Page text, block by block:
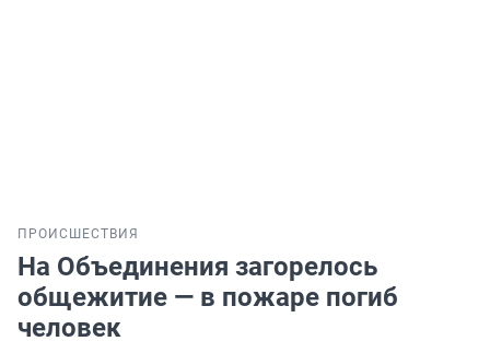
ПРОИСШЕСТВИЯ
На Объединения загорелось
общежитие — в пожаре погиб
человек